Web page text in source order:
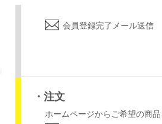
会員登録完了メール送信
・注文
ホームページからご希望の商